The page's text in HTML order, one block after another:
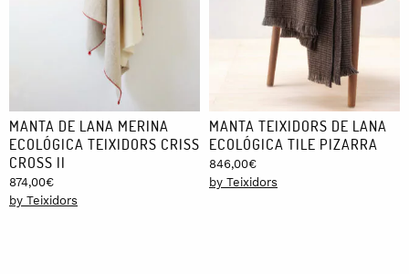
MANTA DE LANA MERINA
ECOLÓGICA TEIXIDORS CRISS
CROSS II
874,00€
by Teixidors
MANTA TEIXIDORS DE LANA
ECOLÓGICA TILE PIZARRA
846,00€
by Teixidors